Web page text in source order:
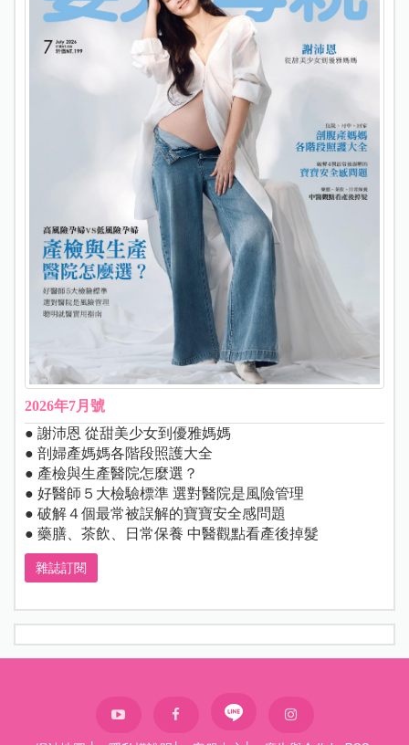
2026年7月號
● 謝沛恩 從甜美少女到優雅媽媽
● 剖婦產媽媽各階段照護大全
● 產檢與生產醫院怎麼選？
● 好醫師５大檢驗標準 選對醫院是風險管理
● 破解４個最常被誤解的寶寶安全感問題
● 藥膳、茶飲、日常保養 中醫觀點看產後掉髮
雜誌訂閱